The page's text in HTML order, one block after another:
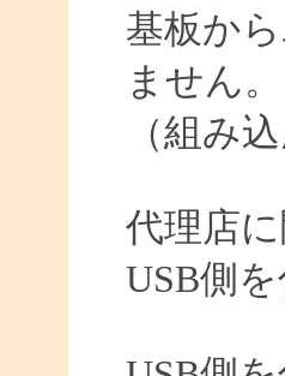
基板か
ません。
（組み
代理店
USB側